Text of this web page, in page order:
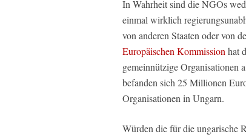
In Wahrheit sind die NGOs
einmal wirklich
von anderen Staaten oder von
Europäischen Kommission hat
gemeinnützige Organisationen
befanden sich 25 Millionen
Organisationen in Ungarn.
Würden die für die ungarische